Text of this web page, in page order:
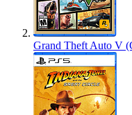
Grand Theft Auto V